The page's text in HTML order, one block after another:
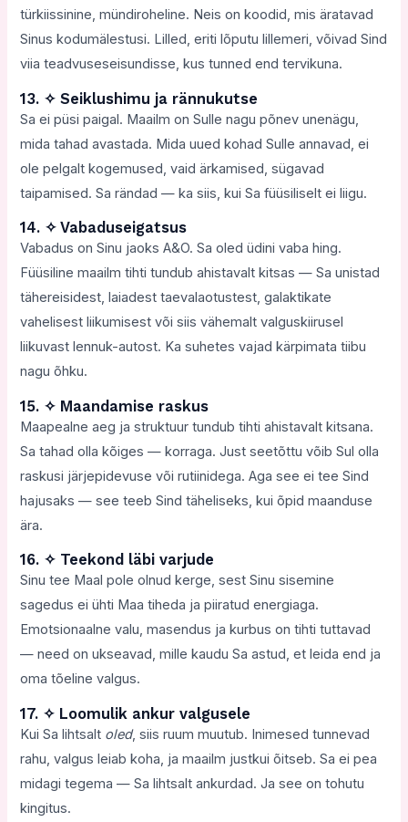
türkiissinine, mündiroheline. Neis on koodid, mis äratavad
Sinus kodumälestusi. Lilled, eriti lõputu lillemeri, võivad Sind
viia teadvuseseisundisse, kus tunned end tervikuna.
13. ✧ Seiklushimu ja rännukutse
Sa ei püsi paigal. Maailm on Sulle nagu põnev unenägu,
mida tahad avastada. Mida uued kohad Sulle annavad, ei
ole pelgalt kogemused, vaid ärkamised, sügavad
taipamised. Sa rändad — ka siis, kui Sa füüsiliselt ei liigu.
14. ✧ Vabaduseigatsus
Vabadus on Sinu jaoks A&O. Sa oled üdini vaba hing.
Füüsiline maailm tihti tundub ahistavalt kitsas — Sa unistad
tähereisidest, laiadest taevalaotustest, galaktikate
vahelisest liikumisest või siis vähemalt valguskiirusel
liikuvast lennuk-autost. Ka suhetes vajad kärpimata tiibu
nagu õhku.
15. ✧ Maandamise raskus
Maapealne aeg ja struktuur tundub tihti ahistavalt kitsana.
Sa tahad olla kõiges — korraga. Just seetõttu võib Sul olla
raskusi järjepidevuse või rutiinidega. Aga see ei tee Sind
hajusaks — see teeb Sind täheliseks, kui õpid maanduse
ära.
16. ✧ Teekond läbi varjude
Sinu tee Maal pole olnud kerge, sest Sinu sisemine
sagedus ei ühti Maa tiheda ja piiratud energiaga.
Emotsionaalne valu, masendus ja kurbus on tihti tuttavad
— need on ukseavad, mille kaudu Sa astud, et leida end ja
oma tõeline valgus.
17. ✧ Loomulik ankur valgusele
Kui Sa lihtsalt oled, siis ruum muutub. Inimesed tunnevad
rahu, valgus leiab koha, ja maailm justkui õitseb. Sa ei pea
midagi tegema — Sa lihtsalt ankurdad. Ja see on tohutu
kingitus.